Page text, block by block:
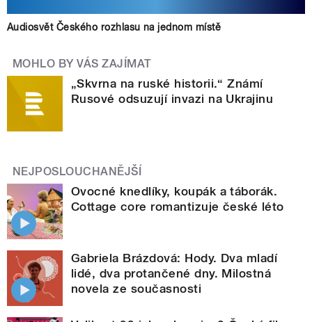
Audiosvět Českého rozhlasu na jednom místě
MOHLO BY VÁS ZAJÍMAT
„Skvrna na ruské historii.“ Známí
Rusové odsuzují invazi na Ukrajinu
NEJPOSLOUCHANĚJŠÍ
Ovocné knedlíky, koupák a táborák.
Cottage core romantizuje české léto
Gabriela Brázdová: Hody. Dva mladí
lidé, dva protančené dny. Milostná
novela ze současnosti